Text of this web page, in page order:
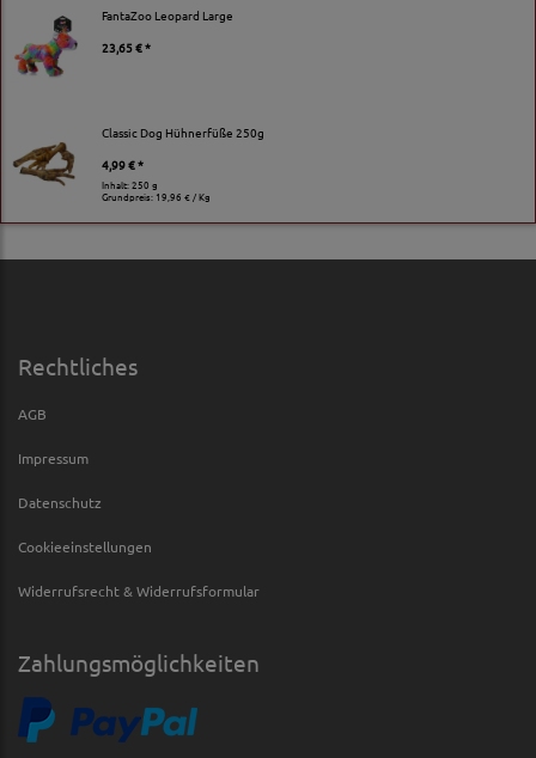
FantaZoo Leopard Large
23,65 € *
Classic Dog Hühnerfüße 250g
4,99 € *
Inhalt: 250 g
Grundpreis:19,96 € / Kg
Rechtliches
AGB
Impressum
Datenschutz
Cookieeinstellungen
Widerrufsrecht & Widerrufsformular
Zahlungsmöglichkeiten